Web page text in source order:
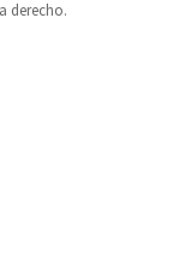
derecho.